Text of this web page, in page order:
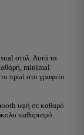
στυλ. Αυτά τα
minimal
πρωί στο γραφείο
υφή σε καθαρό
καθαρισμό.